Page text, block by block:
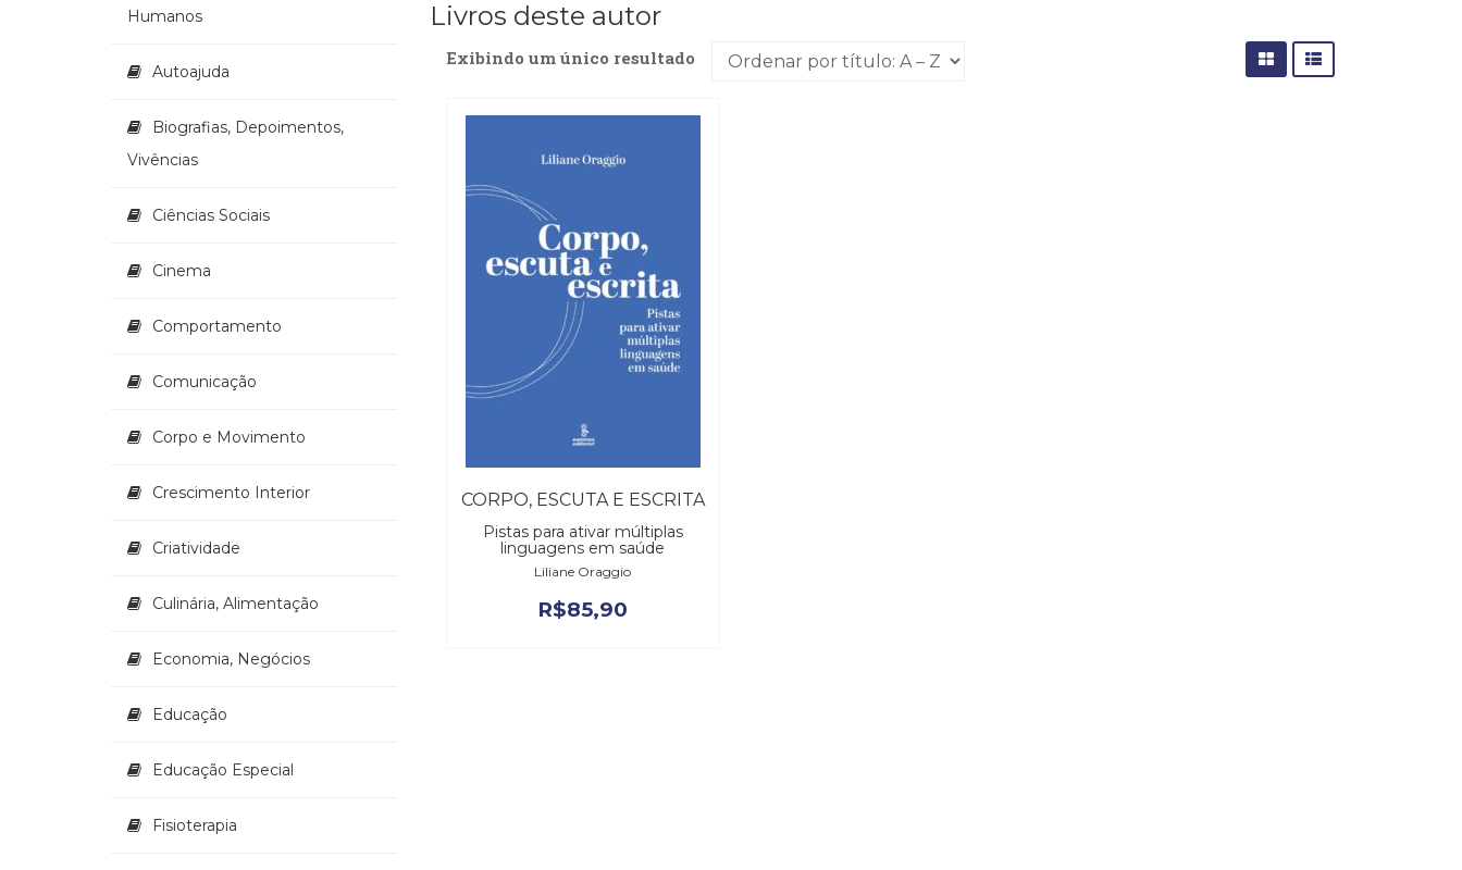
Livros deste autor
Exibindo um único resultado
CORPO, ESCUTA E ESCRITA
Pistas para ativar múltiplas
linguagens em saúde
Liliane Oraggio
R$85,90
Humanos
Autoajuda
Biografias, Depoimentos,
Vivências
Ciências Sociais
Cinema
Comportamento
Comunicação
Corpo e Movimento
Crescimento Interior
Criatividade
Culinária, Alimentação
Economia, Negócios
Educação
Educação Especial
Fisioterapia